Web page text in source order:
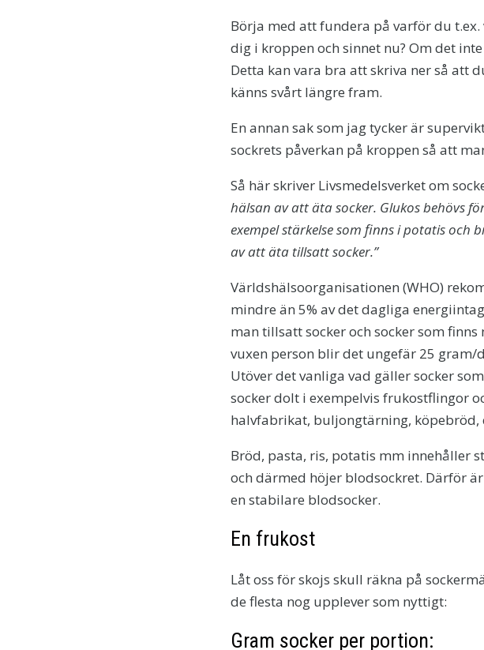
Börja med att fundera på varför du
dig i kroppen och sinnet nu? Om det
Detta kan vara bra att skriva ner så att
känns svårt längre fram.
En annan sak som jag tycker är
sockrets påverkan på kroppen så att
Så här skriver Livsmedelsverket om
hälsan av att äta socker. Glukos behövs
exempel stärkelse som finns i potatis och
av att äta tillsatt socker.”
Världshälsoorganisationen (WHO)
mindre än 5% av det dagliga
man tillsatt socker och socker som
vuxen person blir det ungefär 25 gram/
Utöver det vanliga vad gäller socker
socker dolt i exempelvis frukostflingor
halvfabrikat, buljongtärning, köpebröd,
Bröd, pasta, ris, potatis mm innehåller
och därmed höjer blodsockret. Därför
en stabilare blodsocker.
En frukost
Låt oss för skojs skull räkna på
de flesta nog upplever som nyttigt:
Gram socker per portion: